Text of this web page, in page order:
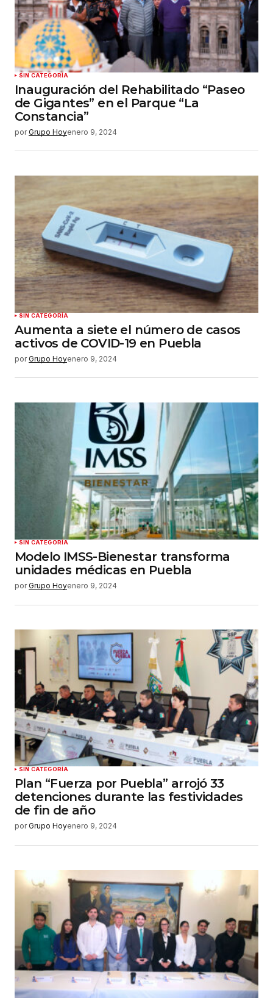
SIN CATEGORÍA
Inauguración del Rehabilitado “Paseo
de Gigantes” en el Parque “La
Constancia”
por Grupo Hoyenero 9, 2024
SIN CATEGORÍA
Aumenta a siete el número de casos
activos de COVID-19 en Puebla
por Grupo Hoyenero 9, 2024
SIN CATEGORÍA
Modelo IMSS-Bienestar transforma
unidades médicas en Puebla
por Grupo Hoyenero 9, 2024
SIN CATEGORÍA
Plan “Fuerza por Puebla” arrojó 33
detenciones durante las festividades
de fin de año
por Grupo Hoyenero 9, 2024